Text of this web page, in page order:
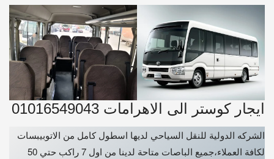
ايجار كوستر الى الاهرامات 01016549043
الشركه الدولية للنقل السياحي لديها اسطول كامل من الاتوبيبسات
لكافة العملاء،جميع الباصات متاحة لدينا من اول 7 راكب حتي 50